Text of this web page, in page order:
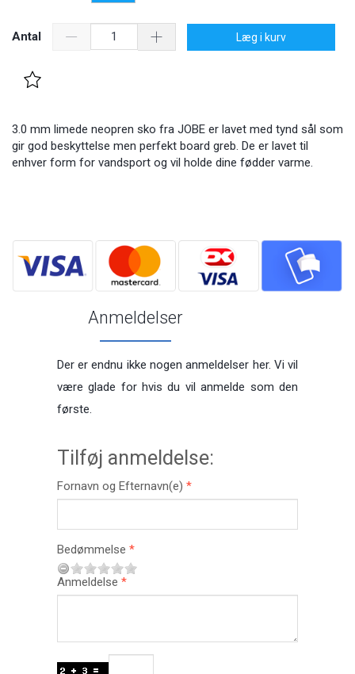
Antal Læg i kurv
3.0 mm limede neopren sko fra JOBE er lavet med tynd sål som
gir god beskyttelse men perfekt board greb. De er lavet til
enhver form for vandsport og vil holde dine fødder varme.
Anmeldelser
Der er endnu ikke nogen anmeldelser her. Vi vil
være glade for hvis du vil anmelde som den
første.
Tilføj anmeldelse:
Fornavn og Efternavn(e)
Bedømmelse
Anmeldelse